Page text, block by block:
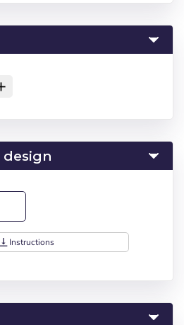
vertical_align_bottom Instructions